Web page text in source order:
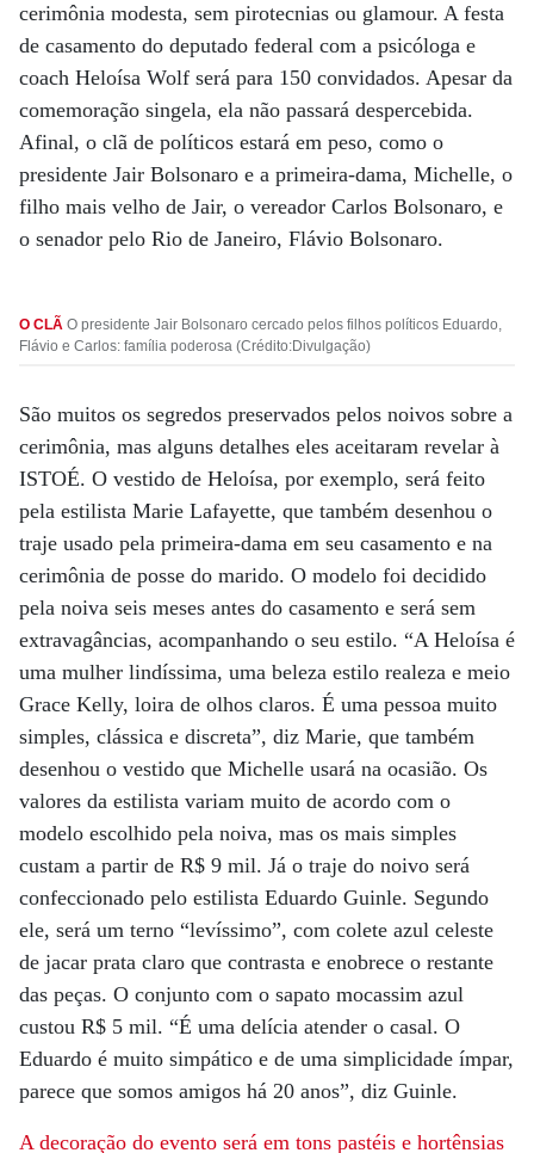
cerimônia modesta, sem pirotecnias ou glamour. A festa
de casamento do deputado federal com a psicóloga e
coach Heloísa Wolf será para 150 convidados. Apesar da
comemoração singela, ela não passará despercebida.
Afinal, o clã de políticos estará em peso, como o
presidente Jair Bolsonaro e a primeira-dama, Michelle, o
filho mais velho de Jair, o vereador Carlos Bolsonaro, e
o senador pelo Rio de Janeiro, Flávio Bolsonaro.
O CLÃ O presidente Jair Bolsonaro cercado pelos filhos políticos Eduardo,
Flávio e Carlos: família poderosa (Crédito:Divulgação)
São muitos os segredos preservados pelos noivos sobre a
cerimônia, mas alguns detalhes eles aceitaram revelar à
ISTOÉ. O vestido de Heloísa, por exemplo, será feito
pela estilista Marie Lafayette, que também desenhou o
traje usado pela primeira-dama em seu casamento e na
cerimônia de posse do marido. O modelo foi decidido
pela noiva seis meses antes do casamento e será sem
extravagâncias, acompanhando o seu estilo. “A Heloísa é
uma mulher lindíssima, uma beleza estilo realeza e meio
Grace Kelly, loira de olhos claros. É uma pessoa muito
simples, clássica e discreta”, diz Marie, que também
desenhou o vestido que Michelle usará na ocasião. Os
valores da estilista variam muito de acordo com o
modelo escolhido pela noiva, mas os mais simples
custam a partir de R$ 9 mil. Já o traje do noivo será
confeccionado pelo estilista Eduardo Guinle. Segundo
ele, será um terno “levíssimo”, com colete azul celeste
de jacar prata claro que contrasta e enobrece o restante
das peças. O conjunto com o sapato mocassim azul
custou R$ 5 mil. “É uma delícia atender o casal. O
Eduardo é muito simpático e de uma simplicidade ímpar,
parece que somos amigos há 20 anos”, diz Guinle.
A decoração do evento será em tons pastéis e hortênsias